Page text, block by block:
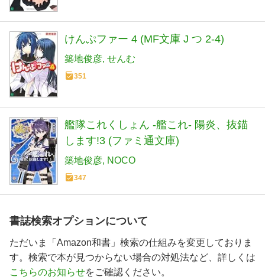
けんぷファー 4 (MF文庫 J つ 2-4)
築地俊彦 せんむ
351
艦隊これくしょん -艦これ- 陽炎、抜錨
します!3 (ファミ通文庫)
築地俊彦 NOCO
347
書誌検索オプションについて
ただいま「Amazon和書」検索の仕組みを変更しておりま
す。検索で本が見つからない場合の対処法など、詳しくは
こちらのお知らせをご確認ください。